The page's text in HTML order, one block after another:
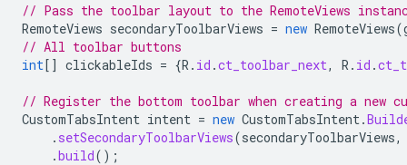
// Pass the toolbar layout to the RemoteViews
RemoteViews secondaryToolbarViews = new RemoteViews(
// All toolbar buttons
int[] clickableIds = {R . id .ct_toolbar_next, R . id .
// Register the bottom toolbar when creating a new
CustomTabsIntent intent = new CustomTabsIntent .
. setSecondaryToolbarViews(secondaryToolbarViews,
.build();